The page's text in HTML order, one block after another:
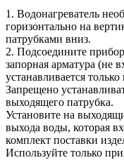
1. Водонагреватель
горизонтально на
патрубками вниз.
2. Подсоедините
запорная арматура (не
устанавливается
Запрещено
выходящего патрубка.
Установите на
выхода воды, которая
комплект поставки
Используйте только